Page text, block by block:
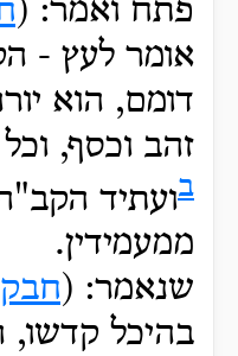
פתח ואמר: (
אומר לעץ -
דומם, הוא
זהב וכסף,
בועתיד
ממעמידין.
שנאמר: (
בהיכל קדשו,